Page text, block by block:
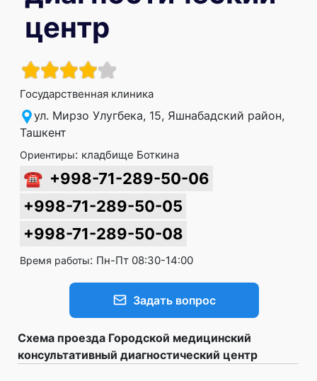
центр
Государственная клиника
ул. Мирзо Улугбека, 15, Яшнабадский район,
Ташкент
Ориентиры: кладбище Боткина
☎ +998-71-289-50-06
+998-71-289-50-05
+998-71-289-50-08
Время работы: Пн-Пт 08:30-14:00
Задать вопрос
Схема проезда Городской медицинский
консультативный диагностический центр